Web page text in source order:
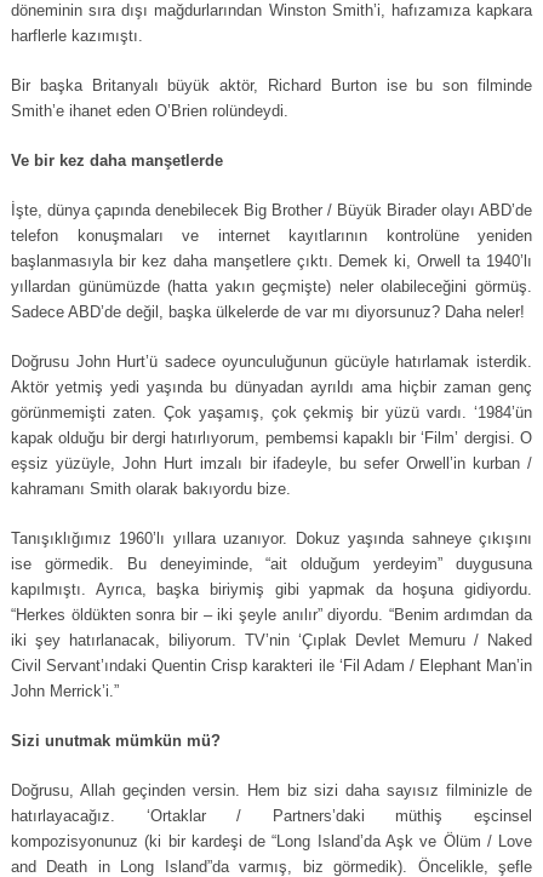
döneminin sıra dışı mağdurlarından Winston Smith’i, hafızamıza kapkara
harflerle kazımıştı.
Bir başka Britanyalı büyük aktör, Richard Burton ise bu son filminde
Smith’e ihanet eden O’Brien rolündeydi.
Ve bir kez daha manşetlerde
İşte, dünya çapında denebilecek Big Brother / Büyük Birader olayı ABD’de
telefon konuşmaları ve internet kayıtlarının kontrolüne yeniden
başlanmasıyla bir kez daha manşetlere çıktı. Demek ki, Orwell ta 1940’lı
yıllardan günümüzde (hatta yakın geçmişte) neler olabileceğini görmüş.
Sadece ABD’de değil, başka ülkelerde de var mı diyorsunuz? Daha neler!
Doğrusu John Hurt’ü sadece oyunculuğunun gücüyle hatırlamak isterdik.
Aktör yetmiş yedi yaşında bu dünyadan ayrıldı ama hiçbir zaman genç
görünmemişti zaten. Çok yaşamış, çok çekmiş bir yüzü vardı. ‘1984’ün
kapak olduğu bir dergi hatırlıyorum, pembemsi kapaklı bir ‘Film’ dergisi. O
eşsiz yüzüyle, John Hurt imzalı bir ifadeyle, bu sefer Orwell’in kurban /
kahramanı Smith olarak bakıyordu bize.
Tanışıklığımız 1960’lı yıllara uzanıyor. Dokuz yaşında sahneye çıkışını
ise görmedik. Bu deneyiminde, “ait olduğum yerdeyim” duygusuna
kapılmıştı. Ayrıca, başka biriymiş gibi yapmak da hoşuna gidiyordu.
“Herkes öldükten sonra bir – iki şeyle anılır” diyordu. “Benim ardımdan da
iki şey hatırlanacak, biliyorum. TV’nin ‘Çıplak Devlet Memuru / Naked
Civil Servant’ındaki Quentin Crisp karakteri ile ‘Fil Adam / Elephant Man’in
John Merrick’i.”
Sizi unutmak mümkün mü?
Doğrusu, Allah geçinden versin. Hem biz sizi daha sayısız filminizle de
hatırlayacağız. ‘Ortaklar / Partners’daki müthiş eşcinsel
kompozisyonunuz (ki bir kardeşi de “Long Island’da Aşk ve Ölüm / Love
and Death in Long Island”da varmış, biz görmedik). Öncelikle, şefle